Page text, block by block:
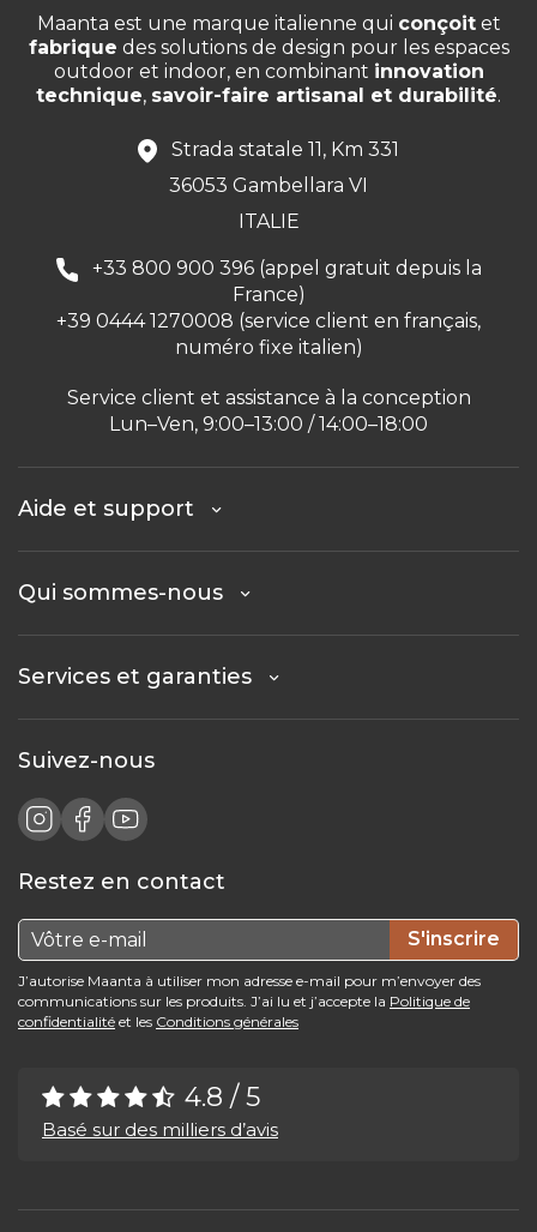
Maanta est une marque italienne qui conçoitet
fabrique des solutions de design pour les espaces
outdoor et indoor, en combinant innovation
technique, savoir-faire artisanal et durabilité.
Strada statale 11, Km 331
36053 Gambellara VI
ITALIE
+33 800 900 396 (appel gratuit depuis la
France)
+39 0444 1270008 (service client en français,
numéro fixe italien)
Service client et assistance à la conception
Lun–Ven, 9:00–13:00 / 14:00–18:00
Aide et support
Qui sommes-nous
Services et garanties
Suivez-nous
Restez en contact
S'inscrire
J’autorise Maanta à utiliser mon adresse e-mail pour m’envoyer des
communications sur les produits. J’ai lu et j’accepte la Politique de
confidentialité et les Conditions générales
4.8 / 5
Basé sur des milliers d’avis